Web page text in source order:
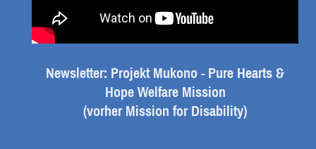
Newsletter: Projekt Mukono - Pure Hearts &
Hope Welfare Mission
(vorher Mission for Disability)